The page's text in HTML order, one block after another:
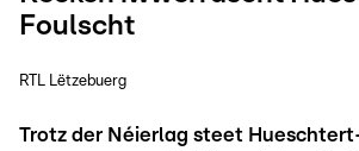
Foulscht
RTL Lëtzebuerg
Trotz der Néierlag steet